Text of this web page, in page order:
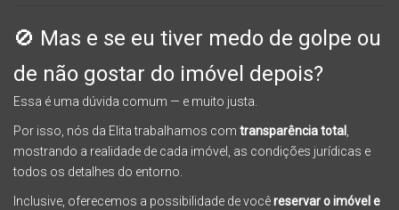
🚫 Mas e se eu tiver medo de golpe ou
de não gostar do imóvel depois?
Essa é uma dúvida comum — e muito justa.
Por isso, nós da Elita trabalhamos com transparência total
mostrando a realidade de cada imóvel, as condições jurídicas e
todos os detalhes do entorno.
Inclusive, oferecemos a possibilidade de vocêreservar o imóvel e